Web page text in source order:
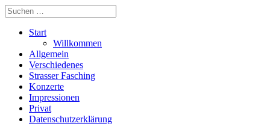
Start
Willkommen
Allgemein
Verschiedenes
Strasser Fasching
Konzerte
Impressionen
Privat
Datenschutzerklärung